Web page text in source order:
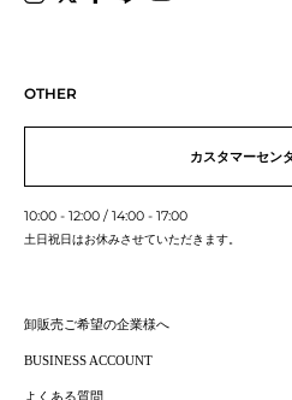
卸販売ご希望の企業様へ
BUSINESS ACCOUNT
よくある質問
OTHER
カスタマーセン
10:00 - 12:00 / 14:00 - 17:00
土日祝日はお休みさせていただきます。